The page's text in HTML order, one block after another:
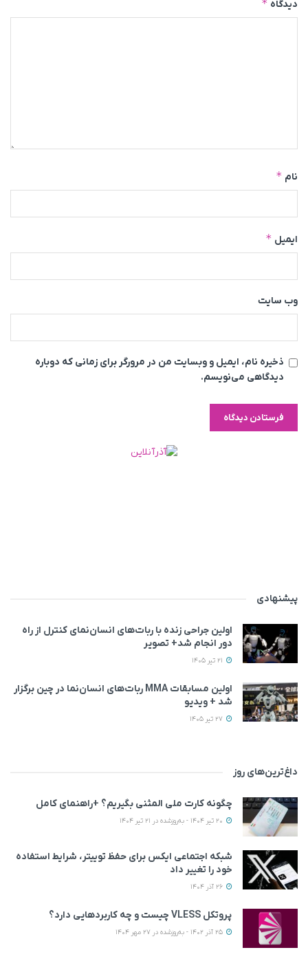
دیدگاه *
نام *
ایمیل *
وب‌ سایت
ذخیره نام، ایمیل و وبسایت من در مرورگر برای زمانی که دوباره
دیدگاهی می‌نویسم.
پیشنهادی
اولین جراحی زنده با ربات‌های انسان‌نمای کنترل از راه
دور انجام شد+ تصویر
اولین مسابقات MMA ربات‌های انسان‌نما در چین برگزار
شد + ویدیو
داغ‌ترین‌های روز
چگونه کارت ملی المثنی بگیریم؟ +راهنمای کامل
شبکه اجتماعی ایکس برای حفظ توییتر، شرایط استفاده
خود را تغییر داد
پروتکل VLESS چیست و چه کاربردهایی دارد؟